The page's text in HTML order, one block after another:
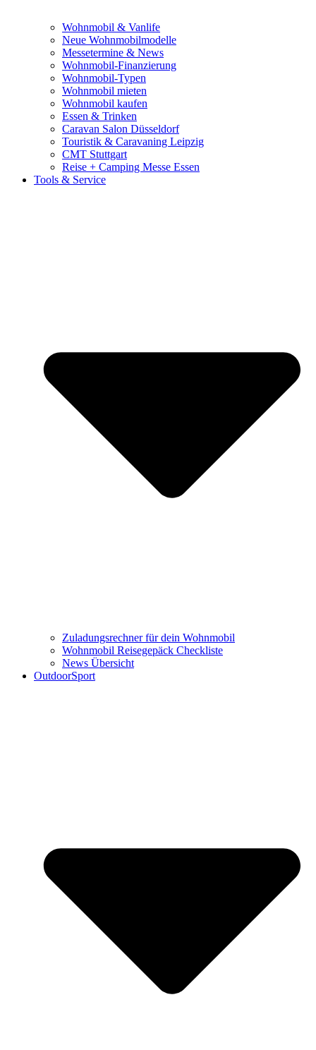
Wohnmobil & Vanlife
Neue Wohnmobilmodelle
Messetermine & News
Wohnmobil-Finanzierung
Wohnmobil-Typen
Wohnmobil mieten
Wohnmobil kaufen
Essen & Trinken
Caravan Salon Düsseldorf
Touristik & Caravaning Leipzig
CMT Stuttgart
Reise + Camping Messe Essen
Tools & Service
Zuladungsrechner für dein Wohnmobil
Wohnmobil Reisegepäck Checkliste
News Übersicht
OutdoorSport